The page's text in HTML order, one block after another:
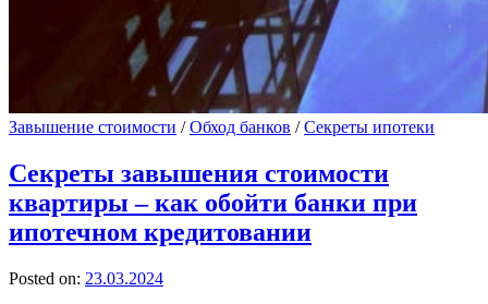
Завышение стоимости /Обход банков /Секреты ипотеки
Секреты завышения стоимости
квартиры – как обойти банки при
ипотечном кредитовании
Posted on: 23.03.2024